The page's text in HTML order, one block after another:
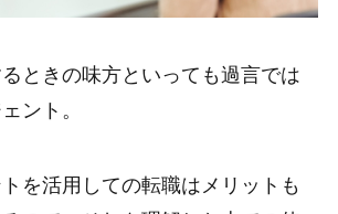
ときの味方といっても過言では
ント。
を活用しての転職はメリットも